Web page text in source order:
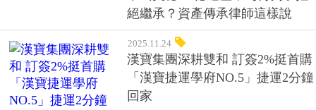
「漢寶捷運學府NO.5」捷運2分鐘
回家
2025.11.21
台積電投資狂潮再起，現在還能
買嗎？為什麼台積電不適用「擦
鞋童」理論？